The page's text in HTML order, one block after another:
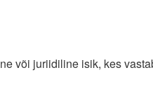
või juriidiline isik, kes